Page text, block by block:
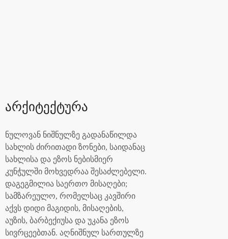
არქიტექტურა
ნულოვან ნიშნულზე გადანაწილდა
სახლის ძირითადი ზონები, საიდანაც
სახლისა და ეზოს ნებისმიერ
კუნჭულში მოხვედრაა შესაძლებელი.
დაგეგმილია საერთო მისაღები;
სამზარეულო, რომელსაც კავშირი
აქვს დიდი მაგიდის, მისაღების,
აუზის, ბარბექიუსა და უკანა ეზოს
სივრცეებთან. აღნიშნულ სართულზე